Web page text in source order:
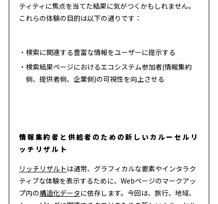
ティティに焦点を当てた結果に気がつくかもしれません。
これらの体験の目的は以下の通りです：
検索に関連する豊富な情報をユーザーに提示する
検索結果ページにおけるエコシステム参加者(情報集約
側、提供者側、企業側)の可視性を向上させる
情報集約者と供給者のための新しいカルーセルリ
ッチリザルト
リッチリザルト は通常、グラフィカルな要素やインタラク
ティブな体験を表示するために、Webページのマークアッ
プ内の構造化データ に依存します。今回は、旅行、地域、